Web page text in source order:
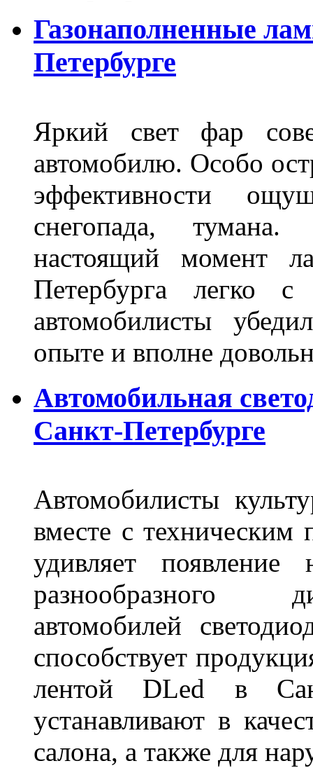
Газонаполненные
Петербурге
Яркий свет фар
автомобилю. Особо
эффективности
снегопада,
настоящий момент
Петербурга легко
автомобилисты
опыте и вполне
Автомобильная
Санкт-Петербурге
Автомобилисты
вместе с техническим
удивляет
разнообразного
автомобилей
способствует
лентой DLed в
устанавливают в
салона, а также для